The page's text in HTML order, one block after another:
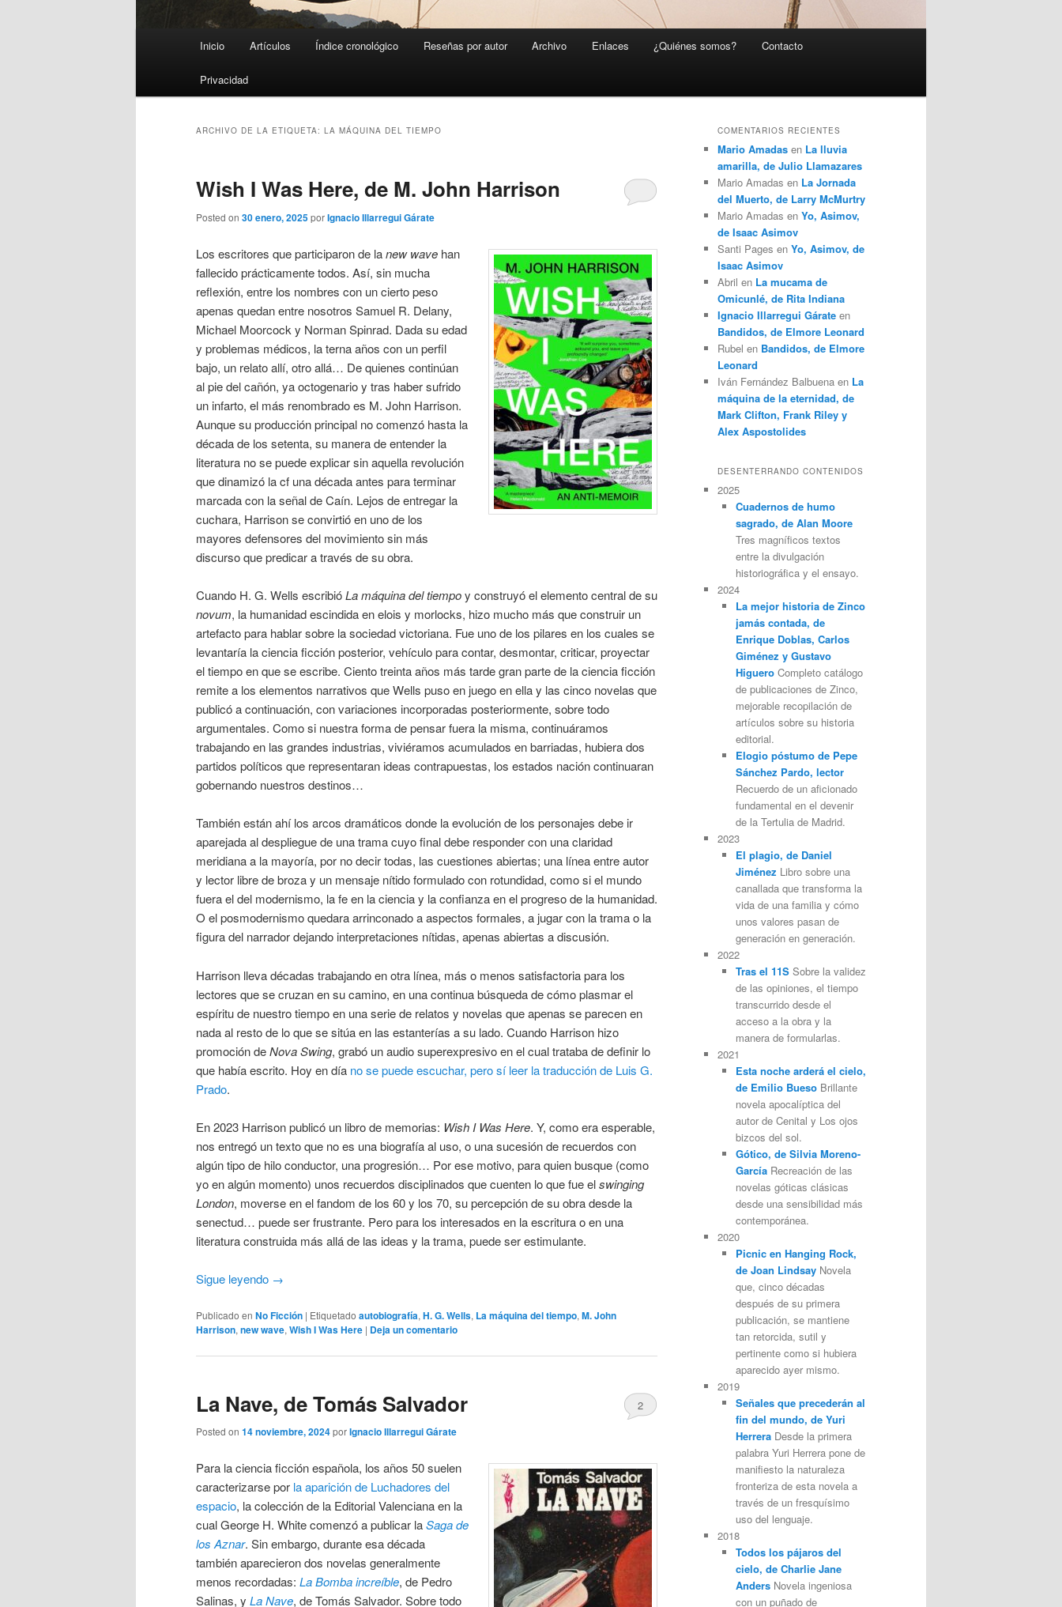
Inicio Artículos Índice cronológico Reseñas por autor Archivo Enlaces ¿Quiénes somos? Contacto
Privacidad
ARCHIVO DE LA ETIQUETA: LA MÁQUINA DEL TIEMPO
Wish I Was Here, de M. John Harrison
Posted on 30 enero, 2025porIgnacio Illarregui Gárate
Los escritores que participaron de lanew wave han
fallecido prácticamente todos. Así, sin mucha
reflexión, entre los nombres con un cierto peso
apenas quedan entre nosotros Samuel R. Delany,
Michael Moorcock y Norman Spinrad. Dada su edad
y problemas médicos, la terna años con un perfil
bajo, un relato allí, otro allá… De quienes continúan
al pie del cañón, ya octogenario y tras haber sufrido
un infarto, el más renombrado es M. John Harrison.
Aunque su producción principal no comenzó hasta la
década de los setenta, su manera de entender la
literatura no se puede explicar sin aquella revolución
que dinamizó la cf una década antes para terminar
marcada con la señal de Caín. Lejos de entregar la
cuchara, Harrison se convirtió en uno de los
mayores defensores del movimiento sin más
discurso que predicar a través de su obra.
Cuando H. G. Wells escribióLa máquina del tiempoy construyó el elemento central de su
novum, la humanidad escindida en elois y morlocks, hizo mucho más que construir un
artefacto para hablar sobre la sociedad victoriana. Fue uno de los pilares en los cuales se
levantaría la ciencia ficción posterior, vehículo para contar, desmontar, criticar, proyectar
el tiempo en que se escribe. Ciento treinta años más tarde gran parte de la ciencia ficción
remite a los elementos narrativos que Wells puso en juego en ella y las cinco novelas que
publicó a continuación, con variaciones incorporadas posteriormente, sobre todo
argumentales. Como si nuestra forma de pensar fuera la misma, continuáramos
trabajando en las grandes industrias, viviéramos acumulados en barriadas, hubiera dos
partidos políticos que representaran ideas contrapuestas, los estados nación continuaran
gobernando nuestros destinos…
También están ahí los arcos dramáticos donde la evolución de los personajes debe ir
aparejada al despliegue de una trama cuyo final debe responder con una claridad
meridiana a la mayoría, por no decir todas, las cuestiones abiertas; una línea entre autor
y lector libre de broza y un mensaje nítido formulado con rotundidad, como si el mundo
fuera el del modernismo, la fe en la ciencia y la confianza en el progreso de la humanidad.
O el posmodernismo quedara arrinconado a aspectos formales, a jugar con la trama o la
figura del narrador dejando interpretaciones nítidas, apenas abiertas a discusión.
Harrison lleva décadas trabajando en otra línea, más o menos satisfactoria para los
lectores que se cruzan en su camino, en una continua búsqueda de cómo plasmar el
espíritu de nuestro tiempo en una serie de relatos y novelas que apenas se parecen en
nada al resto de lo que se sitúa en las estanterías a su lado. Cuando Harrison hizo
promoción deNova Swing, grabó un audio superexpresivo en el cual trataba de definir lo
que había escrito. Hoy en día no se puede escuchar, pero sí leer la traducción de Luis G.
Prado.
En 2023 Harrison publicó un libro de memorias: Wish I Was Here. Y, como era esperable,
nos entregó un texto que no es una biografía al uso, o una sucesión de recuerdos con
algún tipo de hilo conductor, una progresión… Por ese motivo, para quien busque (como
yo en algún momento) unos recuerdos disciplinados que cuenten lo que fue elswinging
London, moverse en el fandom de los 60 y los 70, su percepción de su obra desde la
senectud… puede ser frustrante. Pero para los interesados en la escritura o en una
literatura construida más allá de las ideas y la trama, puede ser estimulante.
Sigue leyendo →
Publicado en No Ficción | Etiquetado autobiografía, H. G. Wells, La máquina del tiempo, M. John
Harrison, new wave, Wish I Was Here | Deja un comentario
La Nave, de Tomás Salvador
Posted on 14 noviembre, 2024porIgnacio Illarregui Gárate
2
Para la ciencia ficción española, los años 50 suelen
caracterizarse por la aparición de Luchadores del
espacio, la colección de la Editorial Valenciana en la
cual George H. White comenzó a publicar laSaga de
los Aznar. Sin embargo, durante esa década
también aparecieron dos novelas generalmente
menos recordadas: La Bomba increíble, de Pedro
Salinas, y La Nave, de Tomás Salvador. Sobre todo
COMENTARIOS RECIENTES
Mario Amadas en La lluvia
amarilla, de Julio Llamazares
Mario Amadas en La Jornada
del Muerto, de Larry McMurtry
Mario Amadas en Yo, Asimov,
de Isaac Asimov
Santi Pages en Yo, Asimov, de
Isaac Asimov
Abril en La mucama de
Omicunlé, de Rita Indiana
Ignacio Illarregui Gárate en
Bandidos, de Elmore Leonard
Rubel en Bandidos, de Elmore
Leonard
Iván Fernández Balbuena en La
máquina de la eternidad, de
Mark Clifton, Frank Riley y
Alex Aspostolides
DESENTERRANDO CONTENIDOS
2025
Cuadernos de humo
sagrado, de Alan Moore
Tres magníficos textos
entre la divulgación
historiográfica y el ensayo.
2024
La mejor historia de Zinco
jamás contada, de
Enrique Doblas, Carlos
Giménez y Gustavo
HigueroCompleto catálogo
de publicaciones de Zinco,
mejorable recopilación de
artículos sobre su historia
editorial.
Elogio póstumo de Pepe
Sánchez Pardo, lector
Recuerdo de un aficionado
fundamental en el devenir
de la Tertulia de Madrid.
2023
El plagio, de Daniel
Jiménez Libro sobre una
canallada que transforma la
vida de una familia y cómo
unos valores pasan de
generación en generación.
2022
Tras el 11SSobre la validez
de las opiniones, el tiempo
transcurrido desde el
acceso a la obra y la
manera de formularlas.
2021
Esta noche arderá el cielo,
de Emilio BuesoBrillante
novela apocalíptica del
autor de Cenital y Los ojos
bizcos del sol.
Gótico, de Silvia Moreno-
GarcíaRecreación de las
novelas góticas clásicas
desde una sensibilidad más
contemporánea.
2020
Picnic en Hanging Rock,
de Joan LindsayNovela
que, cinco décadas
después de su primera
publicación, se mantiene
tan retorcida, sutil y
pertinente como si hubiera
aparecido ayer mismo.
2019
Señales que precederán al
fin del mundo, de Yuri
HerreraDesde la primera
palabra Yuri Herrera pone de
manifiesto la naturaleza
fronteriza de esta novela a
través de un fresquísimo
uso del lenguaje.
2018
Todos los pájaros del
cielo, de Charlie Jane
AndersNovela ingeniosa
con un puñado de